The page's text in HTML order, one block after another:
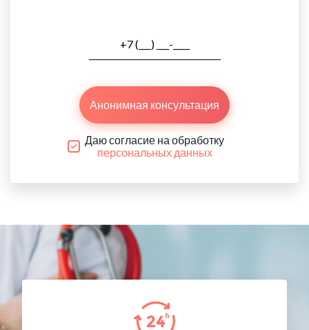
Анонимная консультация
Даю согласие на обработку
персональных данных